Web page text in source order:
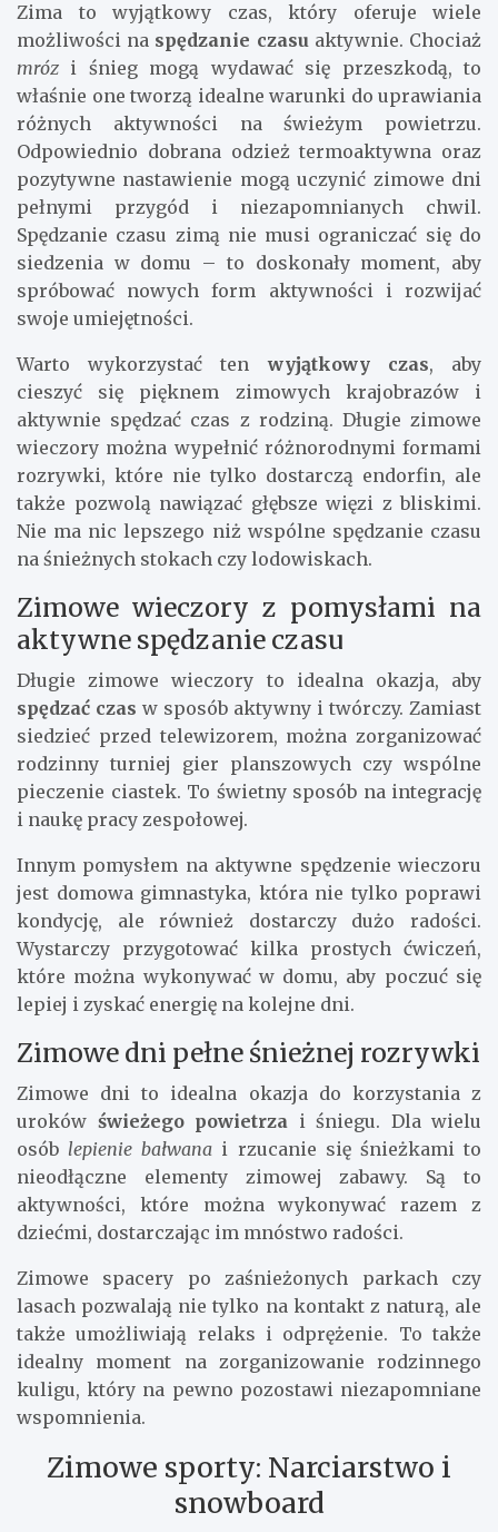
Zima to wyjątkowy czas, który oferuje wiele
możliwości na spędzanie czasuaktywnie. Chociaż
mróz i śnieg mogą wydawać się przeszkodą, to
właśnie one tworzą idealne warunki do uprawiania
różnych aktywności na świeżym powietrzu.
Odpowiednio dobrana odzież termoaktywna oraz
pozytywne nastawienie mogą uczynić zimowe dni
pełnymi przygód i niezapomnianych chwil.
Spędzanie czasu zimą nie musi ograniczać się do
siedzenia w domu – to doskonały moment, aby
spróbować nowych form aktywności i rozwijać
swoje umiejętności.
Warto wykorzystać tenwyjątkowy czas, aby
cieszyć się pięknem zimowych krajobrazów i
aktywnie spędzać czas z rodziną. Długie zimowe
wieczory można wypełnić różnorodnymi formami
rozrywki, które nie tylko dostarczą endorfin, ale
także pozwolą nawiązać głębsze więzi z bliskimi.
Nie ma nic lepszego niż wspólne spędzanie czasu
na śnieżnych stokach czy lodowiskach.
Zimowe wieczory z pomysłami na
aktywne spędzanie czasu
Długie zimowe wieczory to idealna okazja, aby
spędzać czas w sposób aktywny i twórczy. Zamiast
siedzieć przed telewizorem, można zorganizować
rodzinny turniej gier planszowych czy wspólne
pieczenie ciastek. To świetny sposób na integrację
i naukę pracy zespołowej.
Innym pomysłem na aktywne spędzenie wieczoru
jest domowa gimnastyka, która nie tylko poprawi
kondycję, ale również dostarczy dużo radości.
Wystarczy przygotować kilka prostych ćwiczeń,
które można wykonywać w domu, aby poczuć się
lepiej i zyskać energię na kolejne dni.
Zimowe dni pełne śnieżnej rozrywki
Zimowe dni to idealna okazja do korzystania z
uroków świeżego powietrza i śniegu. Dla wielu
osóblepienie bałwana i rzucanie się śnieżkami to
nieodłączne elementy zimowej zabawy. Są to
aktywności, które można wykonywać razem z
dziećmi, dostarczając im mnóstwo radości.
Zimowe spacery po zaśnieżonych parkach czy
lasach pozwalają nie tylko na kontakt z naturą, ale
także umożliwiają relaks i odprężenie. To także
idealny moment na zorganizowanie rodzinnego
kuligu, który na pewno pozostawi niezapomniane
wspomnienia.
Zimowe sporty: Narciarstwo i
snowboard